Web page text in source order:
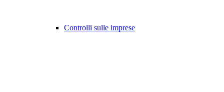
Controlli sulle imprese